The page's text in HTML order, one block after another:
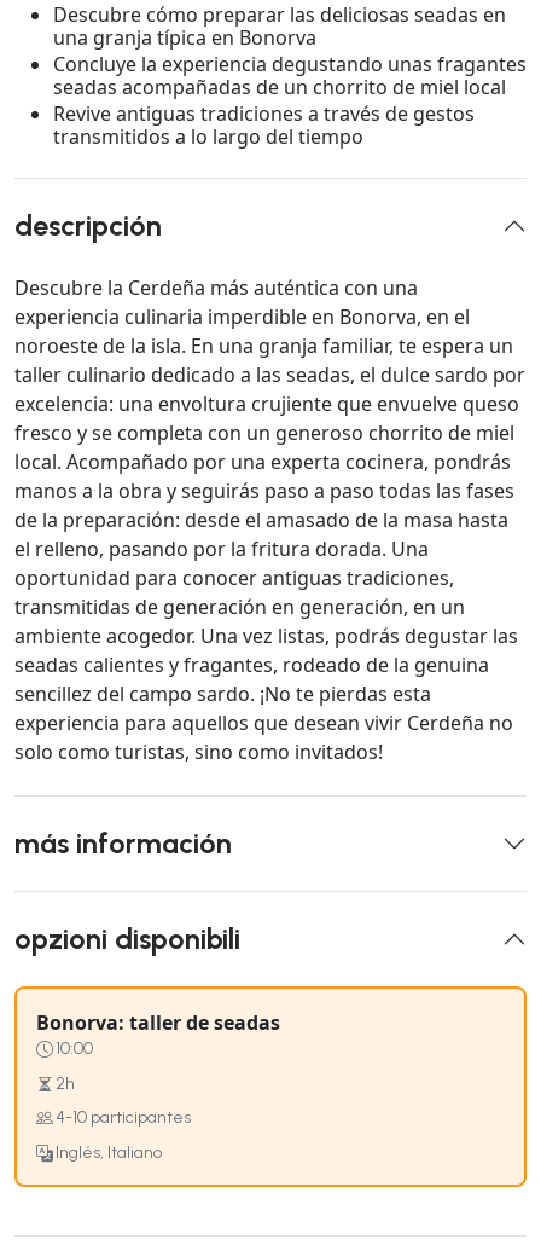
Descubre cómo preparar las deliciosas seadas en
una granja típica en Bonorva
Concluye la experiencia degustando unas fragantes
seadas acompañadas de un chorrito de miel local
Revive antiguas tradiciones a través de gestos
transmitidos a lo largo del tiempo
descripción
Descubre la Cerdeña más auténtica con una
experiencia culinaria imperdible en Bonorva, en el
noroeste de la isla. En una granja familiar, te espera un
taller culinario dedicado a las seadas, el dulce sardo por
excelencia: una envoltura crujiente que envuelve queso
fresco y se completa con un generoso chorrito de miel
local. Acompañado por una experta cocinera, pondrás
manos a la obra y seguirás paso a paso todas las fases
de la preparación: desde el amasado de la masa hasta
el relleno, pasando por la fritura dorada. Una
oportunidad para conocer antiguas tradiciones,
transmitidas de generación en generación, en un
ambiente acogedor. Una vez listas, podrás degustar las
seadas calientes y fragantes, rodeado de la genuina
sencillez del campo sardo. ¡No te pierdas esta
experiencia para aquellos que desean vivir Cerdeña no
solo como turistas, sino como invitados!
más información
opzioni disponibili
Bonorva: taller de seadas
10:00
2h
4-10 participantes
Inglés, Italiano